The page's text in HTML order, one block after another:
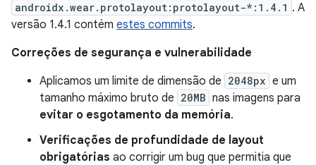
androidx.wear.protolayout:protolayout-*:1.4.1 . A
versão 1.4.1 contém estes commits.
Correções de segurança e vulnerabilidade
Aplicamos um limite de dimensão de 2048px e um
tamanho máximo bruto de 20MB nas imagens para
evitar o esgotamento da memória.
Verificações de profundidade de layout
obrigatórias ao corrigir um bug que permitia que